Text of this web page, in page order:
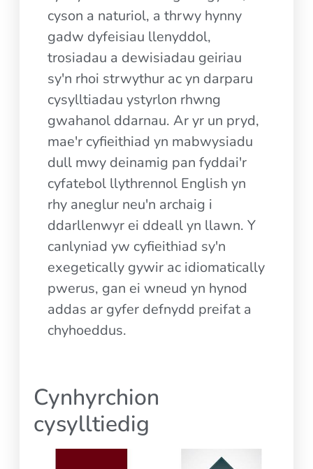
cyson a naturiol, a thrwy hynny
gadw dyfeisiau llenyddol,
trosiadau a dewisiadau geiriau
sy'n rhoi strwythur ac yn darparu
cysylltiadau ystyrlon rhwng
gwahanol ddarnau. Ar yr un pryd,
mae'r cyfieithiad yn mabwysiadu
dull mwy deinamig pan fyddai'r
cyfatebol llythrennol English yn
rhy aneglur neu'n archaig i
ddarllenwyr ei ddeall yn llawn. Y
canlyniad yw cyfieithiad sy'n
exegetically gywir ac idiomatically
pwerus, gan ei wneud yn hynod
addas ar gyfer defnydd preifat a
chyhoeddus.
Cynhyrchion
cysylltiedig